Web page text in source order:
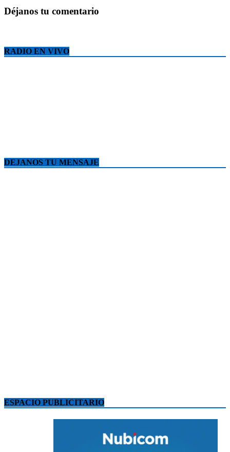
Déjanos tu comentario
RADIO EN VIVO
DEJANOS TU MENSAJE
ESPACIO PUBLICITARIO